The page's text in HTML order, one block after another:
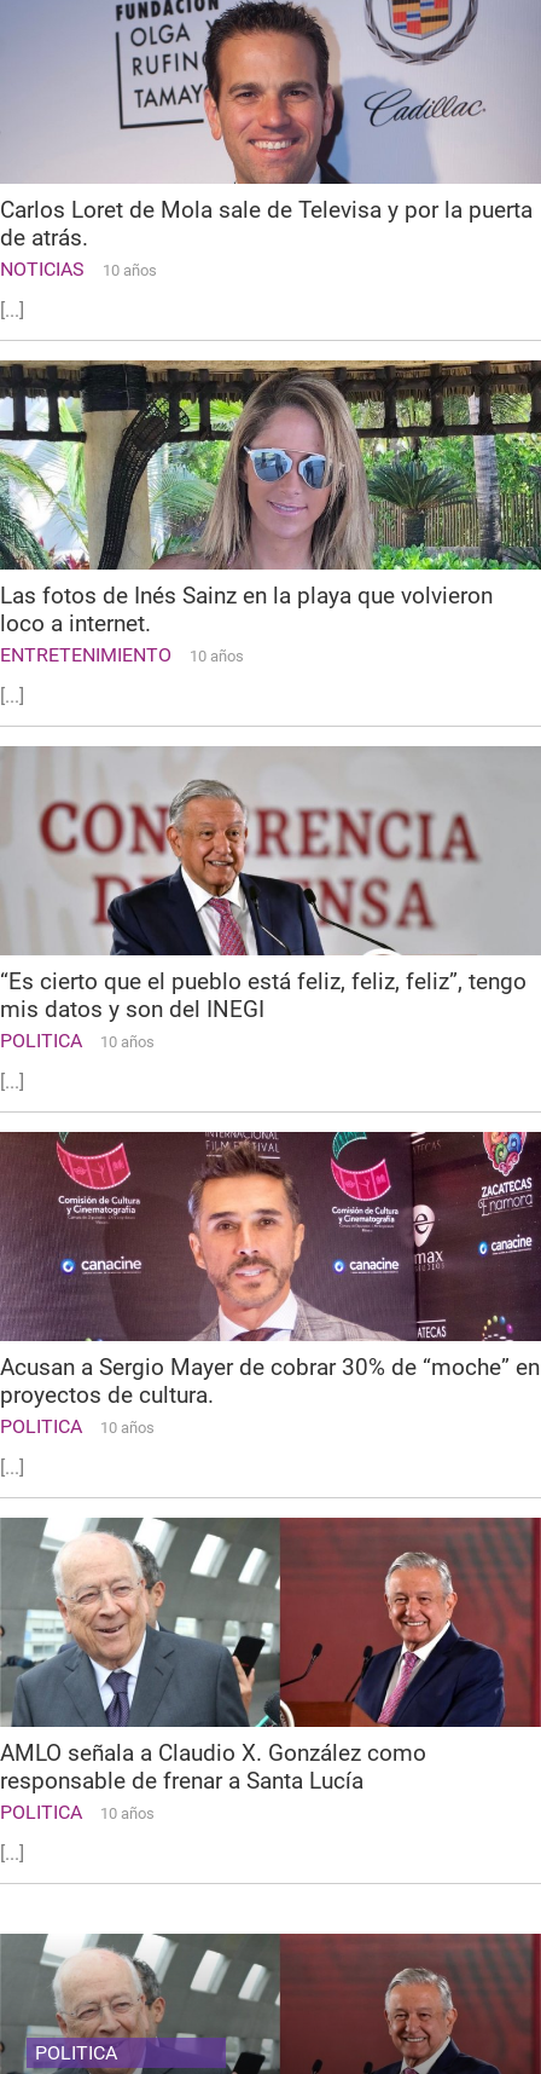
Carlos Loret de Mola sale de Televisa y por la puerta
de atrás.
NOTICIAS 10 años
[...]
Las fotos de Inés Sainz en la playa que volvieron
loco a internet.
ENTRETENIMIENTO 10 años
[...]
“Es cierto que el pueblo está feliz, feliz, feliz”, tengo
mis datos y son del INEGI
POLITICA 10 años
[...]
Acusan a Sergio Mayer de cobrar 30% de “moche” en
proyectos de cultura.
POLITICA 10 años
[...]
AMLO señala a Claudio X. González como
responsable de frenar a Santa Lucía
POLITICA 10 años
[...]
POLITICA